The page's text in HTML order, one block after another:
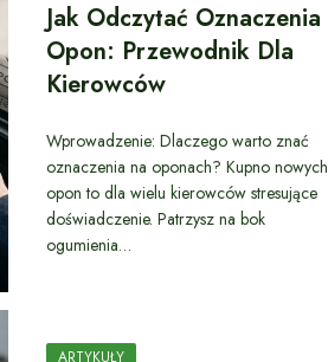
Jak Odczytać Oznaczenia
Opon: Przewodnik Dla
Kierowców
Wprowadzenie: Dlaczego warto znać
oznaczenia na oponach? Kupno nowych
opon to dla wielu kierowców stresujące
doświadczenie. Patrzysz na bok
ogumienia…
ARTYKUŁY